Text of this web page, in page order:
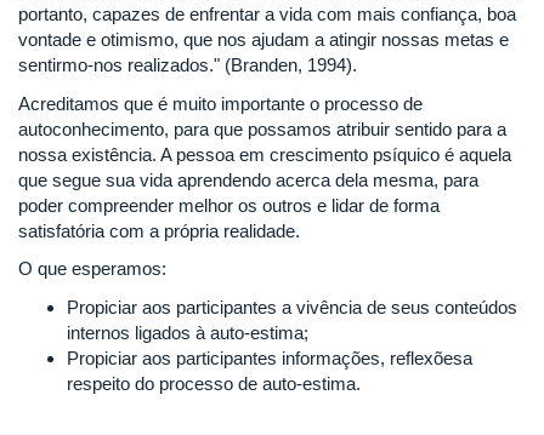
portanto, capazes de enfrentar a vida com mais confiança, boa
vontade e otimismo, que nos ajudam a atingir nossas metas e
sentirmo-nos realizados." (Branden, 1994).
Acreditamos que é muito importante o processo de
autoconhecimento, para que possamos atribuir sentido para a
nossa existência. A pessoa em crescimento psíquico é aquela
que segue sua vida aprendendo acerca dela mesma, para
poder compreender melhor os outros e lidar de forma
satisfatória com a própria realidade.
O que esperamos:
Propiciar aos participantes a vivência de seus conteúdos
internos ligados à auto-estima;
Propiciar aos participantes informações, reflexõesa
respeito do processo de auto-estima.